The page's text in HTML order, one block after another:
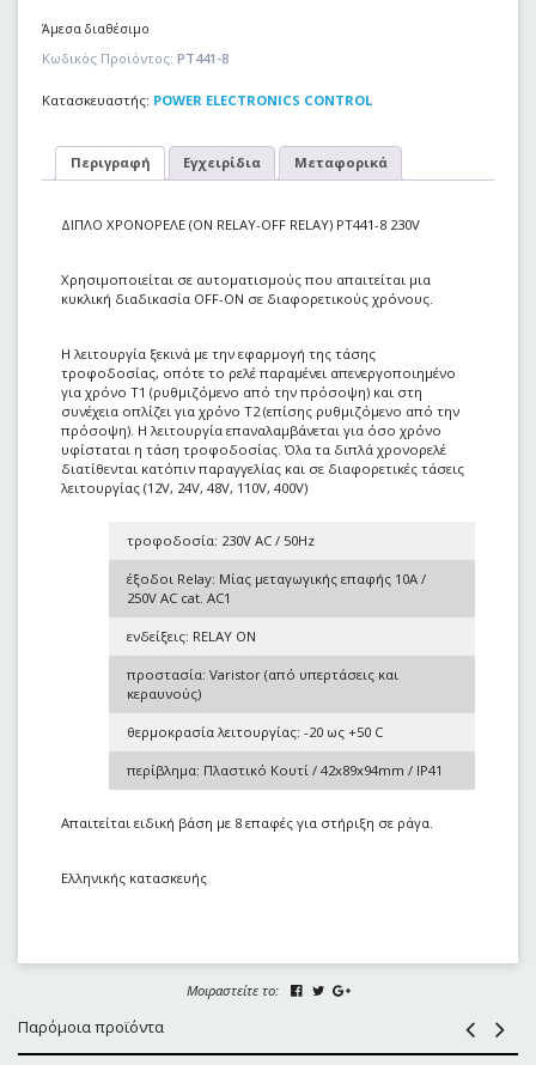
Άμεσα διαθέσιμο
Κωδικός Προϊόντος: PT441-8
Κατασκευαστής: POWER ELECTRONICS CONTROL
Περιγραφή Εγχειρίδια Μεταφορικά
ΔΙΠΛΟ ΧΡΟΝΟΡΕΛΕ (ON RELAY-OFF RELAY) PT441-8 230V
Χρησιμοποιείται σε αυτοματισμούς που απαιτείται μια
κυκλική διαδικασία OFF-ON σε διαφορετικούς χρόνους.
Η λειτουργία ξεκινά με την εφαρμογή της τάσης
τροφοδοσίας, οπότε το ρελέ παραμένει απενεργοποιημένο
για χρόνο Τ1 (ρυθμιζόμενο από την πρόσοψη) και στη
συνέχεια οπλίζει για χρόνο Τ2 (επίσης ρυθμιζόμενο από την
πρόσοψη). Η λειτουργία επαναλαμβάνεται για όσο χρόνο
υφίσταται η τάση τροφοδοσίας. Όλα τα διπλά χρονορελέ
διατίθενται κατόπιν παραγγελίας και σε διαφορετικές τάσεις
λειτουργίας (12V, 24V, 48V, 110V, 400V)
τροφοδοσία: 230V AC / 50Hz
έξοδοι Relay: Μίας µεταγωγικής επαφής 10Α /
250V AC cat. AC1
ενδείξεις: RELAY ON
προστασία: Varistor (από υπερτάσεις και
κεραυνούς)
θερμοκρασία λειτουργίας: -20 ως +50 C
περίβλημα: Πλαστικό Κουτί / 42x89x94mm / IP41
Απαιτείται ειδική βάση με 8 επαφές για στήριξη σε ράγα.
Ελληνικής κατασκευής
Μοιραστείτε το:
Παρόμοια προϊόντα